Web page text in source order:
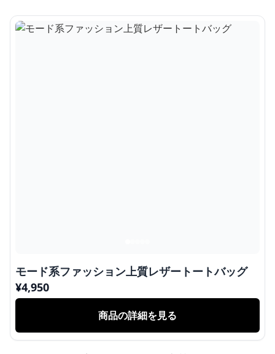
モード系ファッション上質レザートートバッグ
¥4,950
商品の詳細を見る